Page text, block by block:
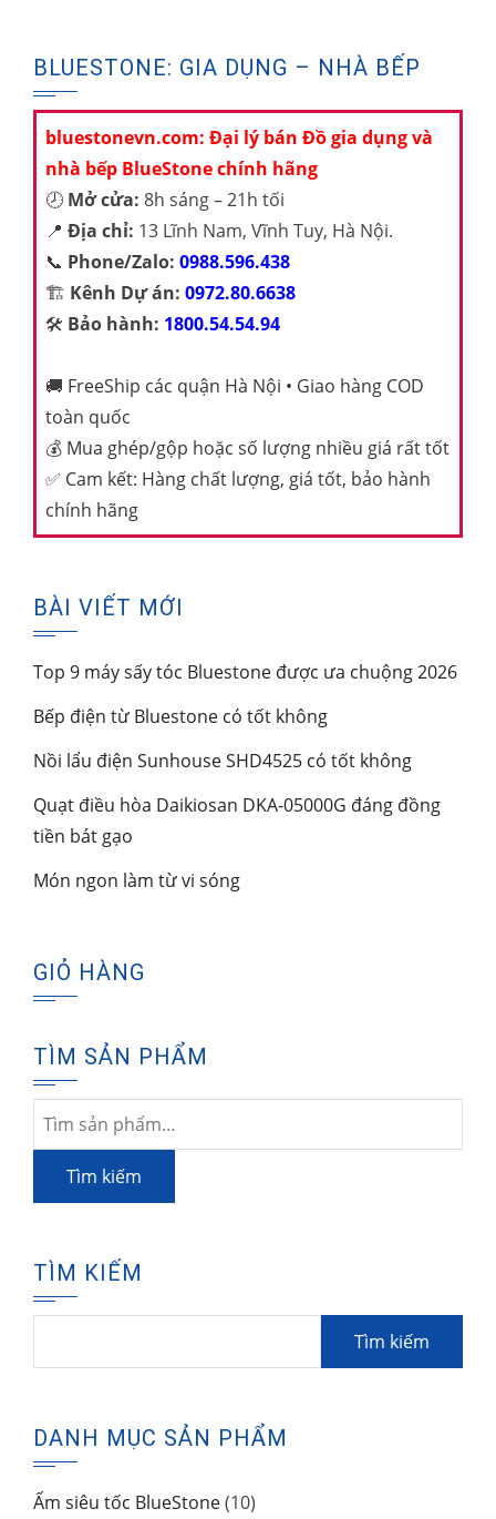
BLUESTONE: GIA DỤNG – NHÀ BẾP
bluestonevn.com: Đại lý bán Đồ gia dụng và
nhà bếp BlueStone chính hãng
🕗 Mở cửa: 8h sáng – 21h tối
📍 Địa chỉ: 13 Lĩnh Nam, Vĩnh Tuy, Hà Nội.
📞 Phone/Zalo: 0988.596.438
🏗️ Kênh Dự án: 0972.80.6638
🛠️ Bảo hành: 1800.54.54.94
🚚 FreeShip các quận Hà Nội • Giao hàng COD
toàn quốc
💰 Mua ghép/gộp hoặc số lượng nhiều giá rất tốt
✅ Cam kết: Hàng chất lượng, giá tốt, bảo hành
chính hãng
BÀI VIẾT MỚI
Top 9 máy sấy tóc Bluestone được ưa chuộng 2026
Bếp điện từ Bluestone có tốt không
Nồi lẩu điện Sunhouse SHD4525 có tốt không
Quạt điều hòa Daikiosan DKA-05000G đáng đồng
tiền bát gạo
Món ngon làm từ vi sóng
GIỎ HÀNG
TÌM SẢN PHẨM
Tìm
kiếm:
Tìm kiếm
TÌM KIẾM
DANH MỤC SẢN PHẨM
Ấm siêu tốc BlueStone(10)